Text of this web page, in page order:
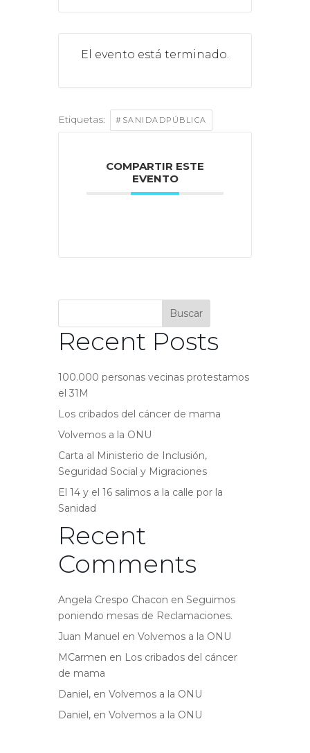
El evento está terminado.
Etiquetas: #SANIDADPÚBLICA
COMPARTIR ESTE
EVENTO
Buscar
Recent Posts
100.000 personas vecinas protestamos
el 31M
Los cribados del cáncer de mama
Volvemos a la ONU
Carta al Ministerio de Inclusión,
Seguridad Social y Migraciones
El 14 y el 16 salimos a la calle por la
Sanidad
Recent
Comments
Angela Crespo Chacon en Seguimos
poniendo mesas de Reclamaciones.
Juan Manuel en Volvemos a la ONU
MCarmen en Los cribados del cáncer
de mama
Daniel, en Volvemos a la ONU
Daniel, en Volvemos a la ONU